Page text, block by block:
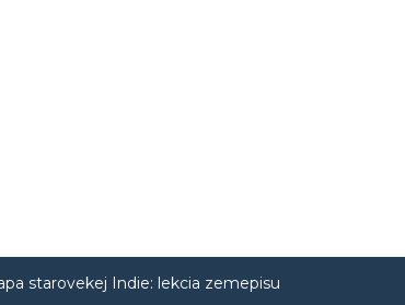
starovekej Indie: lekcia zemepisu